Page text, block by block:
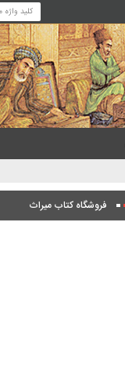
فروشگاه کتاب میراث